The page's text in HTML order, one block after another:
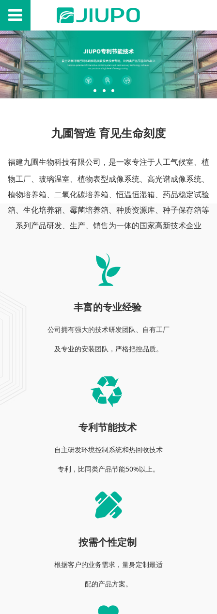
九圃智造 育见生命刻度
福建九圃生物科技有限公司，是一家专注于人工气候室、植
物工厂、玻璃温室、植物表型成像系统、高光谱成像系统、
植物培养箱、二氧化碳培养箱、恒温恒湿箱、药品稳定试验
箱、生化培养箱、霉菌培养箱、种质资源库、种子保存箱等
系列产品研发、生产、销售为一体的国家高新技术企业
丰富的专业经验
公司拥有强大的技术研发团队、自有工厂
及专业的安装团队，严格把控品质。
专利节能技术
自主研发环境控制系统和热回收技术
专利，比同类产品节能50%以上。
按需个性定制
根据客户的业务需求，量身定制最适
配的产品方案。